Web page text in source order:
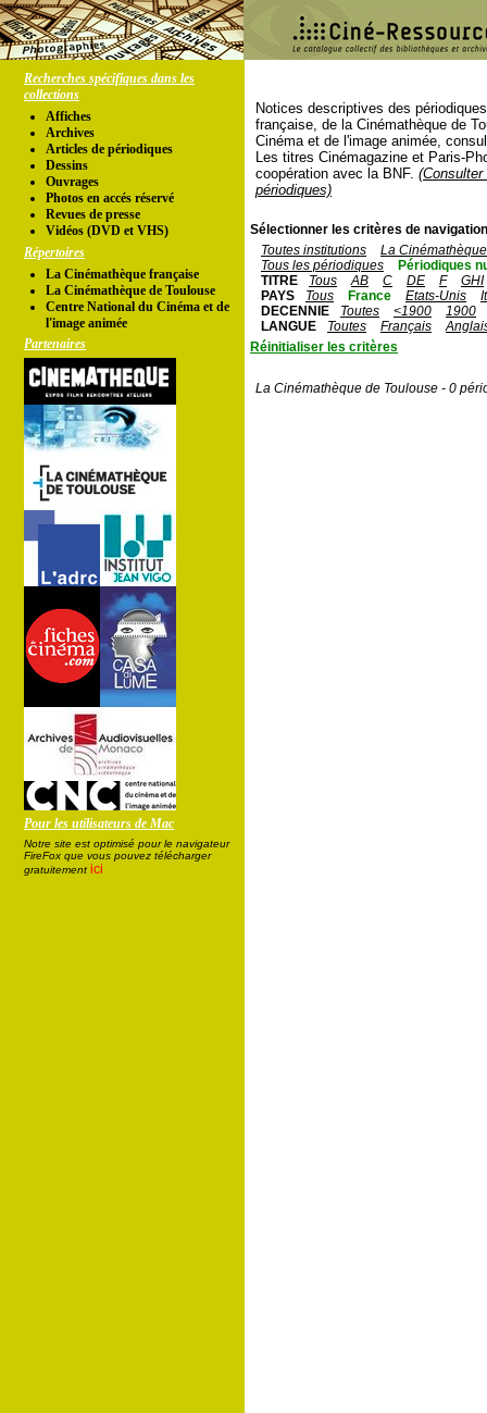
Recherches spécifiques dans les
collections
Affiches
Archives
Articles de périodiques
Dessins
Ouvrages
Photos en accés réservé
Revues de presse
Vidéos (DVD et VHS)
Répertoires
La Cinémathèque française
La Cinémathèque de Toulouse
Centre National du Cinéma et de
l'image animée
Partenaires
Pour les utilisateurs de Mac
Notre site est optimisé pour le navigateur
FireFox que vous pouvez télécharger
gratuitement ici
Notices descriptives des
française, de la Cinémathèque de
Cinéma et de l'image animée,
Les titres Cinémagazine et Paris-
coopération avec la BNF.
périodiques)
Sélectionner les critères de
Toutes institutions
La
Tous les périodiques
Périodiques
TITRE
Tous AB C DE F
GHI
PAYS
Tous France Etats-Unis
DECENNIE
Toutes <1900
1900
LANGUE
Toutes Français
Réinitialiser les critères
La Cinémathèque de Toulouse - 0